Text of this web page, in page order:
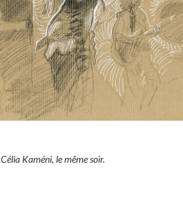
Célia Kaméni, le même soir.